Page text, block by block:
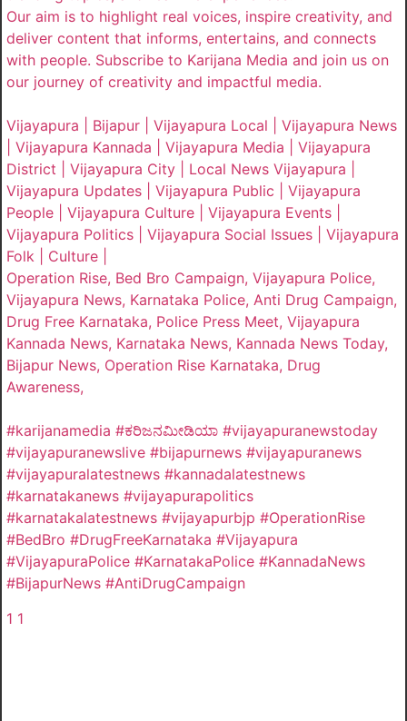
Our aim is to highlight real voices, inspire creativity, and
deliver content that informs, entertains, and connects
with people. Subscribe to Karijana Media and join us on
our journey of creativity and impactful media.
Vijayapura | Bijapur | Vijayapura Local | Vijayapura News
| Vijayapura Kannada | Vijayapura Media | Vijayapura
District | Vijayapura City | Local News Vijayapura |
Vijayapura Updates | Vijayapura Public | Vijayapura
People | Vijayapura Culture | Vijayapura Events |
Vijayapura Politics | Vijayapura Social Issues | Vijayapura
Folk | Culture |
Operation Rise, Bed Bro Campaign, Vijayapura Police,
Vijayapura News, Karnataka Police, Anti Drug Campaign,
Drug Free Karnataka, Police Press Meet, Vijayapura
Kannada News, Karnataka News, Kannada News Today,
Bijapur News, Operation Rise Karnataka, Drug
Awareness,
#karijanamedia #ಕರಿಜನಮೀಡಿಯಾ #vijayapuranewstoday
#vijayapuranewslive #bijapurnews #vijayapuranews
#vijayapuralatestnews #kannadalatestnews
#karnatakanews #vijayapurapolitics
#karnatakalatestnews #vijayapurbjp #OperationRise
#BedBro #DrugFreeKarnataka #Vijayapura
#VijayapuraPolice #KarnatakaPolice #KannadaNews
#BijapurNews #AntiDrugCampaign
1 1